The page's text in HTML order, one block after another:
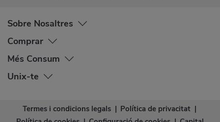
Sobre Nosaltres
Comprar
Més Consum
Unix-te
Termes i condicions legals | Política de privacitat |